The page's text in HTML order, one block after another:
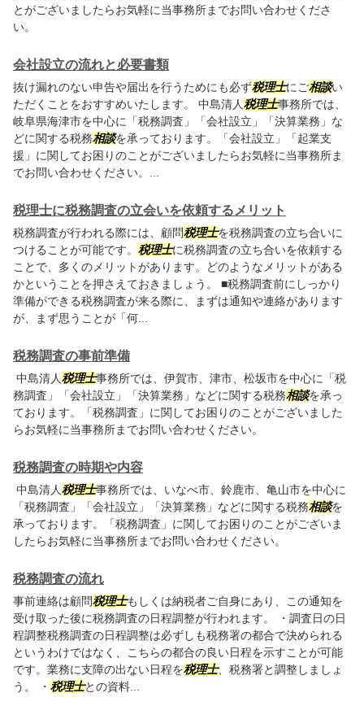
とがございましたらお気軽に当事務所までお問い合わせくださ
い。
会社設立の流れと必要書類
抜け漏れのない申告や届出を行うためにも必ず税理士にご相談い
ただくことをおすすめいたします。 中島清人税理士事務所では、
岐阜県海津市を中心に「税務調査」「会社設立」「決算業務」な
どに関する税務相談を承っております。「会社設立」「起業支
援」に関してお困りのことがございましたらお気軽に当事務所ま
でお問い合わせください。...
税理士に税務調査の立会いを依頼するメリット
税務調査が行われる際には、顧問税理士を税務調査の立ち合いに
つけることが可能です。 税理士に税務調査の立ち合いを依頼する
ことで、多くのメリットがあります。どのようなメリットがある
かということを押さえておきましょう。 ■税務調査前にしっかり
準備ができる税務調査が来る際に、まずは通知や連絡があります
が、まず思うことが「何...
税務調査の事前準備
中島清人税理士事務所では、伊賀市、津市、松坂市を中心に「税
務調査」「会社設立」「決算業務」などに関する税務相談を承っ
ております。「税務調査」に関してお困りのことがございました
らお気軽に当事務所までお問い合わせください。
税務調査の時期や内容
中島清人税理士事務所では、いなべ市、鈴鹿市、亀山市を中心に
「税務調査」「会社設立」「決算業務」などに関する税務相談を
承っております。「税務調査」に関してお困りのことがございま
したらお気軽に当事務所までお問い合わせください。
税務調査の流れ
事前連絡は顧問税理士もしくは納税者ご自身にあり、この通知を
受け取った後に税務調査の日程調整が行われます。 ・調査日の日
程調整税務調査の日程調整は必ずしも税務署の都合で決められる
というわけではなく、こちらの都合の良い日程を示すことが可能
です。業務に支障の出ない日程を税理士、税務署と調整しましょ
う。 ・ 税理士との資料...